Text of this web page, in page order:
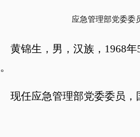
应急管理部党委委
黄锦生，男，汉族，1968
现任应急管理部党委委员，